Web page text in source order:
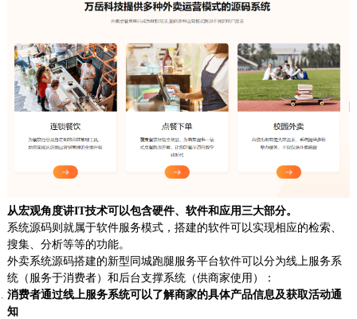
从宏观角度讲IT技术可以包含硬件、软件和应用三大部分。
系统源码则就属于软件服务模式，搭建的软件可以实现相应的检索、
搜集、分析等等的功能。
外卖系统源码搭建的新型同城跑腿服务平台软件可以分为线上服务系
统（服务于消费者）和后台支撑系统（供商家使用）：
消费者通过线上服务系统可以了解商家的具体产品信息及获取活动通
知